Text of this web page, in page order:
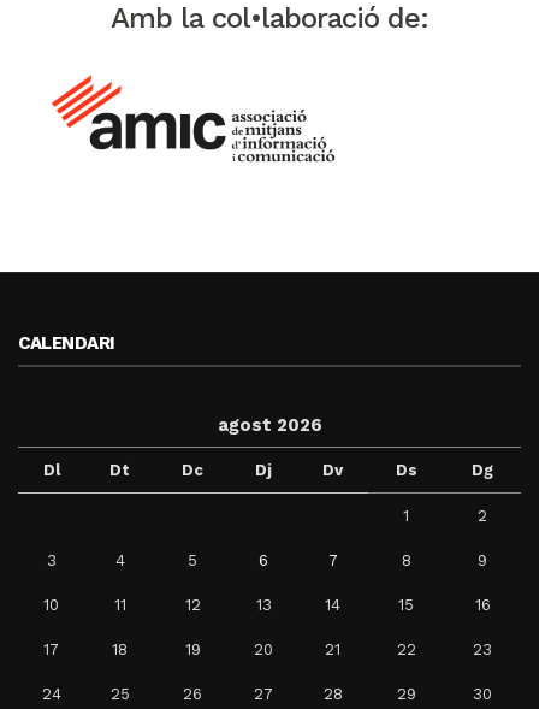
Amb la col•laboració de:
CALENDARI
agost 2026
Dl Dt Dc Dj Dv Ds Dg
1 2
3 4 5 6 7 8 9
10 11 12 13 14 15 16
17 18 19 20 21 22 23
24 25 26 27 28 29 30